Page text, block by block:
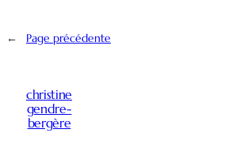
← Page précédente
christine
gendre-
bergère